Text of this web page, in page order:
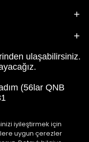
iyileştirmek için
uygun çerezler
ulaşabilirsiniz.
(56lar QNB